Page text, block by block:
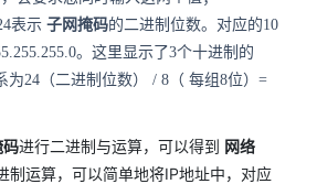
表示 子网掩码的二进制位数。对应的10
。这里显示了3个十进制的
为24（二进制位数） / 8（ 每组8位）=
码进行二进制与运算，可以得到 网络
制运算，可以简单地将IP地址中，对应